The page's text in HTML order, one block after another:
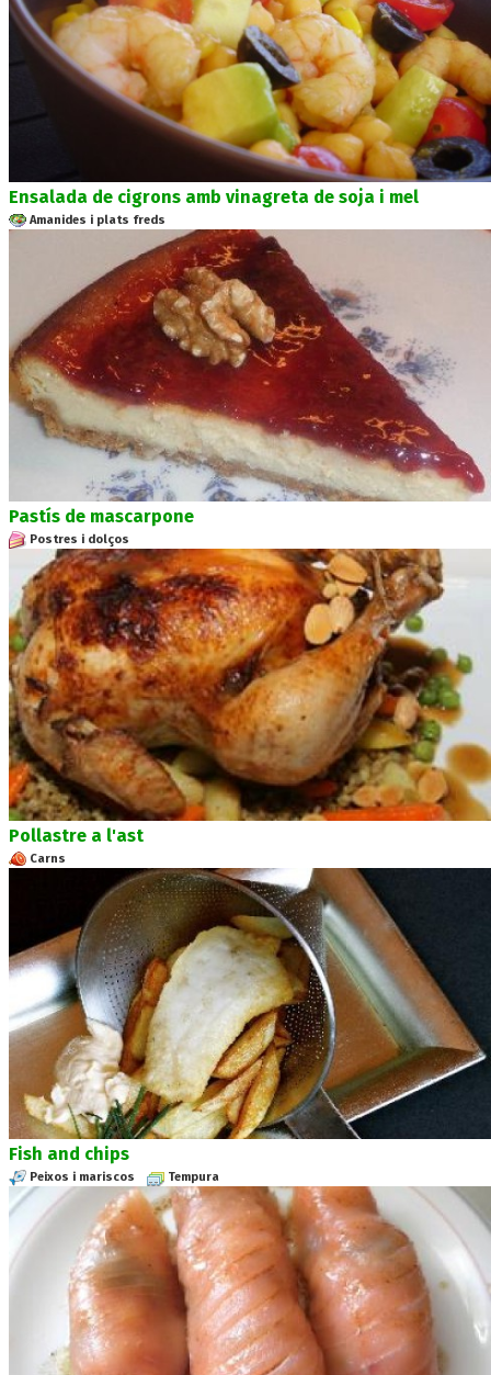
Ensalada de cigrons amb vinagreta de soja i mel
Amanides i plats freds
Pastís de mascarpone
Postres i dolços
Pollastre a l'ast
Carns
Fish and chips
Peixos i mariscos Tempura